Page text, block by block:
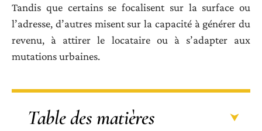
Tandis que certains se focalisent sur la surface ou
l’adresse, d’autres misent sur la capacité à générer du
revenu, à attirer le locataire ou à s’adapter aux
mutations urbaines.
Table des matières